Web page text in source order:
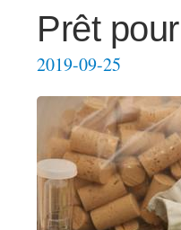
Prêt
2019-09-25